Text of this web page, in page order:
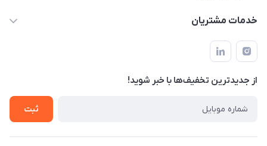
۲۳، طبقه سوم
لیست محصولات
حساب کاربری
تماس با ما
خدمات مشتریان
قوانین و مقررات
حریم خصوصی
شرایط گارانتی
ثبت شکایت
از جدید‌ترین تخفیف‌ها با‌ خبر شوید!
ثبت